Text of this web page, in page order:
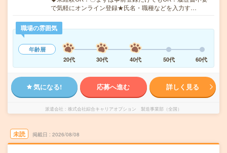
で気軽にオンライン登録★氏名・職種などを入力す…
職場の雰囲気
年齢層
20代
30代 40代 50代 60代
気になる! 応募へ進む 詳しく見る
派遣会社 株式会社綜合キャリアオプション 製造事業部（全国）
未読 掲載日 2026/08/08